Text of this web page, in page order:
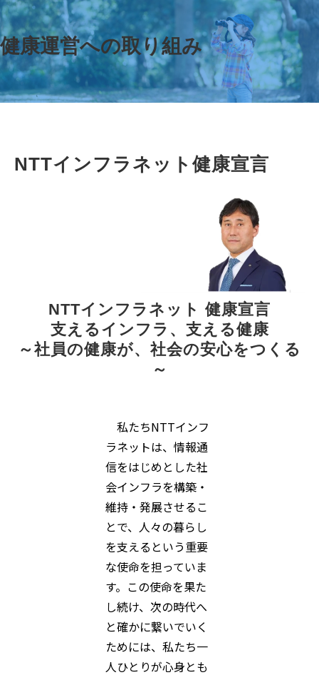
健康運営への取り組み
NTTインフラネット健康宣言
NTTインフラネット 健康宣言
支えるインフラ、支える健康
～社員の健康が、社会の安心をつくる
～
私たちNTTインフ
ラネットは、情報通
信をはじめとした社
会インフラを構築・
維持・発展させるこ
とで、人々の暮らし
を支えるという重要
な使命を担っていま
す。この使命を果た
し続け、次の時代へ
と確かに繋いでいく
ためには、私たち一
人ひとりが心身とも